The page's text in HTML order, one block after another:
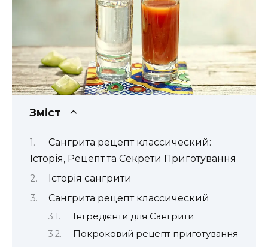
Зміст
Сангрита рецепт классический:
Історія, Рецепт та Секрети Приготування
Історія сангрити
Сангрита рецепт классический
Інгредієнти для Сангрити
Покроковий рецепт приготування